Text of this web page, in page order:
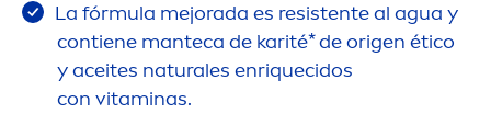
La fórmula mejorada es resistente al agua y
contiene manteca de karité* de origen ético
y aceites naturales enriquecidos
con vitaminas.